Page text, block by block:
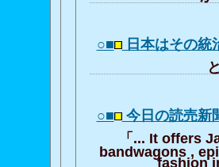
○■ 日本はその
○■ 今日の読売
「... It offers
bandwagons ,
fashion